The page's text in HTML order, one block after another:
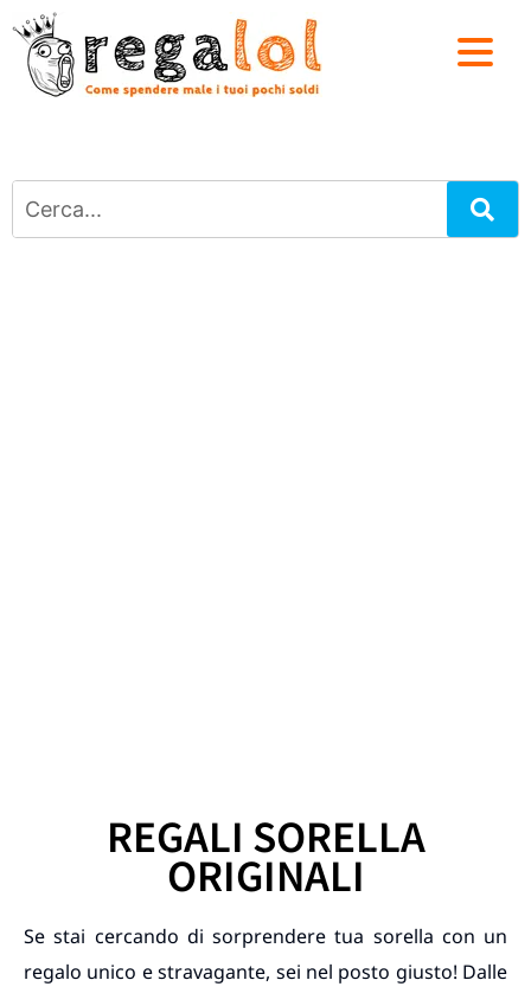
REGALI SORELLA
ORIGINALI
Se stai cercando di sorprendere tua sorella con un
regalo unico e stravagante, sei nel posto giusto! Dalle